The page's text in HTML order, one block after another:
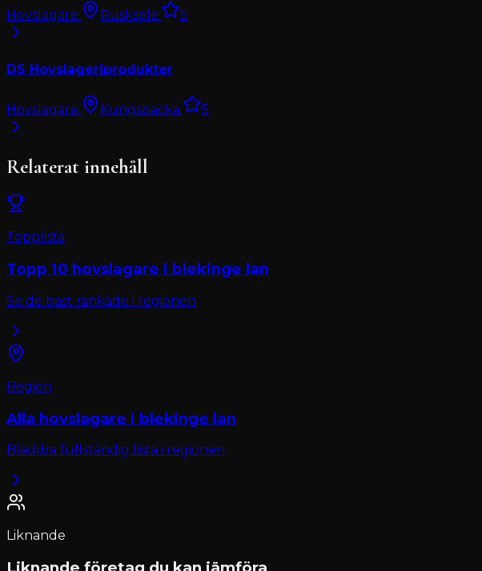
Hovslagare· Rusksele· 5
DS Hovslageriprodukter
Hovslagare· Kungsbacka· 5
Relaterat innehåll
Topplista
Topp 10 hovslagare i blekinge lan
Se de bäst rankade i regionen
Region
Alla hovslagare i blekinge lan
Bläddra fullständig lista i regionen
Liknande